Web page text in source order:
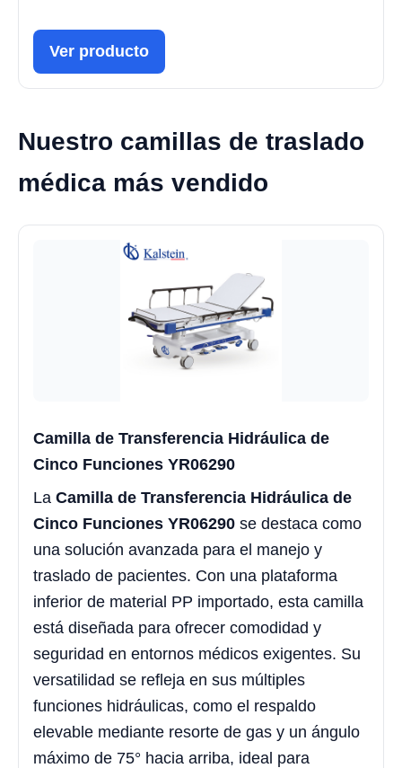
Ver producto
Nuestro camillas de traslado
médica más vendido
Camilla de Transferencia Hidráulica de
Cinco Funciones YR06290
La Camilla de Transferencia Hidráulica de
Cinco Funciones YR06290 se destaca como
una solución avanzada para el manejo y
traslado de pacientes. Con una plataforma
inferior de material PP importado, esta camilla
está diseñada para ofrecer comodidad y
seguridad en entornos médicos exigentes. Su
versatilidad se refleja en sus múltiples
funciones hidráulicas, como el respaldo
elevable mediante resorte de gas y un ángulo
máximo de 75° hacia arriba, ideal para